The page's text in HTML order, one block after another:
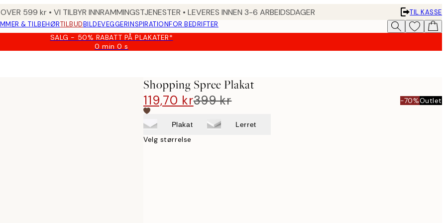
599 kr • VI TILBYR INNRAMMINGSTJENESTER • LEVERES INNEN 3-6 ARBEIDSDAGER
TIL KASSE
& TILBEHØRTILBUDBILDEVEGGERINSPIRATIONFOR BEDRIFTER
SALG - 50% RABATT PÅ PLAKATER*
0 min0 s
Gyldig
Shopping Spree Plakat
119,70 kr399 kr -70%Outlet
Plakat Lerret
Velg størrelse